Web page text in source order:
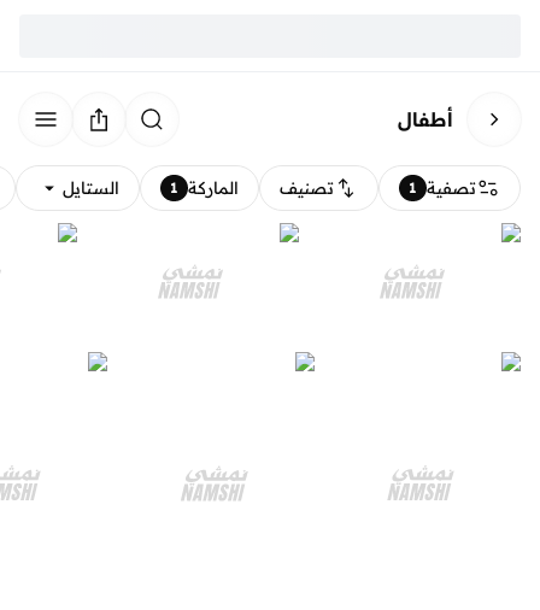
أطفال
تصفية 1 تصنيف الماركة 1 الستايل